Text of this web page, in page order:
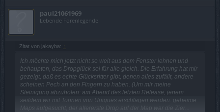
paul21061969
Lebende Forenlegende
Zitat von jakayba: ↑
Ich möchte mich jetzt nicht so weit aus dem Fenster lehnen und
behaupten, das Dropglück sei für alle gleich. Die Erfahrung hat mir
gezeigt, daß es echte Glücksritter gibt, denen alles zufällt, andere
scheinen Pech an den Fingern zu haben. (Um mir meine
Steinigung abzuholen: am Abend des letzten Release, jenem
seitdem wir mit Tonnen von Uniques erschlagen werden: geheime
Maps aufgesucht, der allererste Drop auf der Map war die Zier...